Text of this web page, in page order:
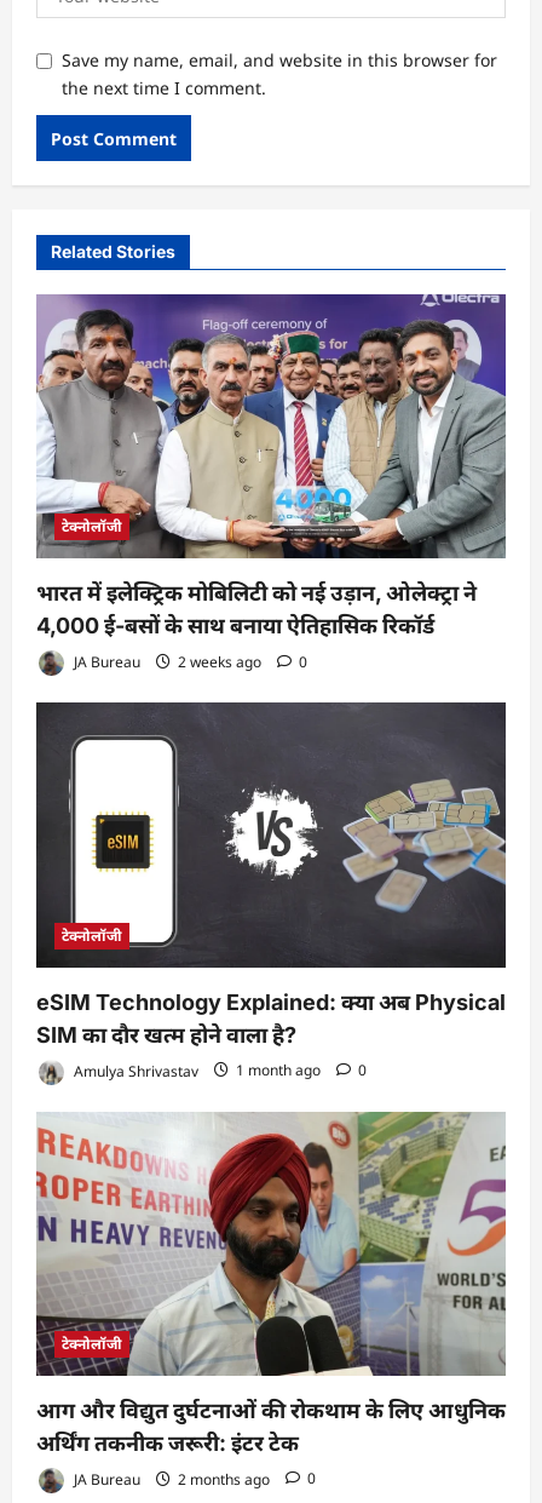
Save my name, email, and website in this browser for
the next time I comment.
Related Stories
टेक्नोलॉजी
भारत में इलेक्ट्रिक मोबिलिटी को नई उड़ान, ओलेक्ट्रा ने
4,000 ई-बसों के साथ बनाया ऐतिहासिक रिकॉर्ड
JA Bureau 2 weeks ago 0
टेक्नोलॉजी
eSIM Technology Explained: क्या अब Physical
SIM का दौर खत्म होने वाला है?
Amulya Shrivastav 1 month ago 0
टेक्नोलॉजी
आग और विद्युत दुर्घटनाओं की रोकथाम के लिए आधुनिक
अर्थिंग तकनीक जरूरी: इंटर टेक
JA Bureau 2 months ago 0